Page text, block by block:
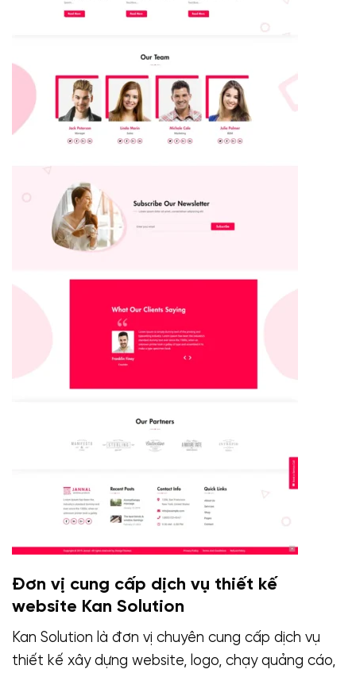
Đơn vị cung cấp dịch vụ thiết kế
website Kan Solution
Kan Solution là đơn vị chuyên cung cấp dịch vụ
thiết kế xây dựng website, logo, chạy quảng cáo,